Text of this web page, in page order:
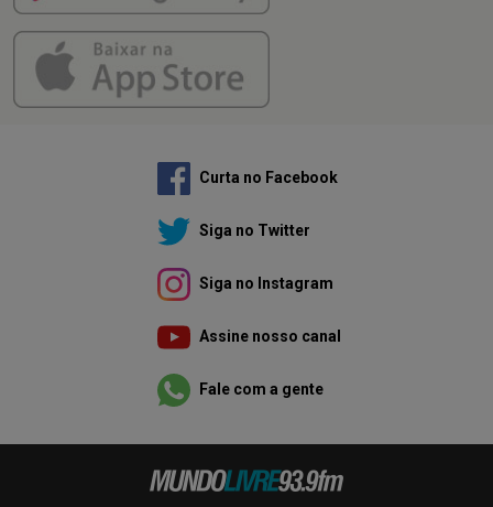
Curta no Facebook
Siga no Twitter
Siga no Instagram
Assine nosso canal
Fale com a gente